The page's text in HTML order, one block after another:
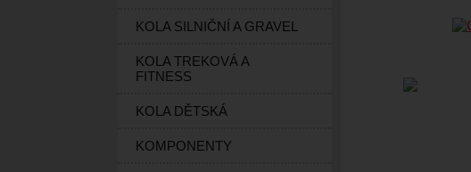
KOLA SILNIČNÍ A GRAVEL
KOLA TREKOVÁ A
FITNESS
KOLA DĚTSKÁ
KOMPONENTY